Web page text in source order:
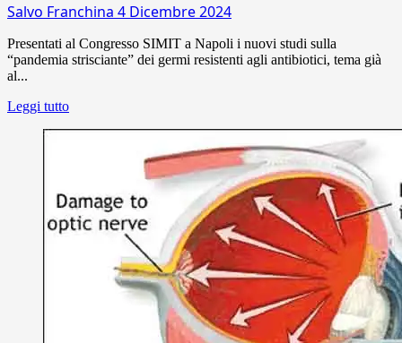
Salvo Franchina 4 Dicembre 2024
Presentati al Congresso SIMIT a Napoli i nuovi studi sulla
“pandemia strisciante” dei germi resistenti agli antibiotici, tema già
al...
Leggi tutto